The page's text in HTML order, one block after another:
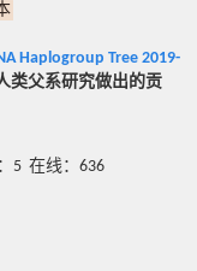
Haplogroup Tree 2019-
类父系研究做出的贡
5 在线：636